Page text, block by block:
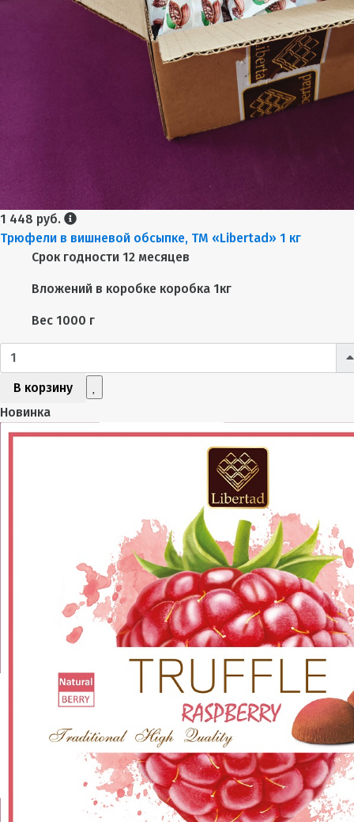
1 448 руб.
Трюфели в вишневой обсыпке, ТМ «Libertad» 1 кг
Срок годности 12 месяцев
Вложений в коробке коробка 1кг
Вес 1000 г
В корзину
Новинка